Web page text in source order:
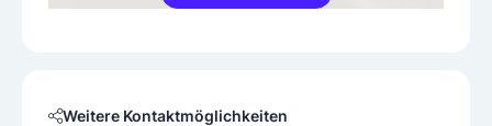
Weitere Kontaktmöglichkeiten